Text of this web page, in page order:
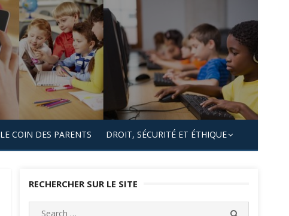
LE COIN DES PARENTS DROIT, SÉCURITÉ ET ÉTHIQUE
RECHERCHER SUR LE SITE
Search